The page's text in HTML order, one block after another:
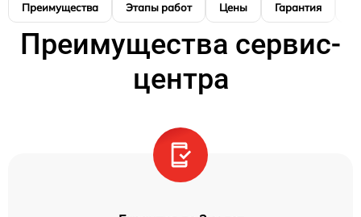
Преимущества Этапы работ Цены Гарантия
Преимущества сервис-
центра